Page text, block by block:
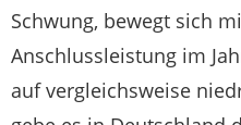
Schwung, bewegt sich
Anschlussleistung im
auf vergleichsweise